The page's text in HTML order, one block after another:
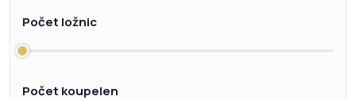
Počet ložnic
Počet koupelen